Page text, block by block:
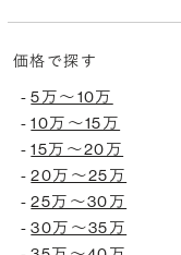
価格で探す
-5万〜10万
-10万〜15万
-15万〜20万
-20万〜25万
-25万〜30万
-30万〜35万